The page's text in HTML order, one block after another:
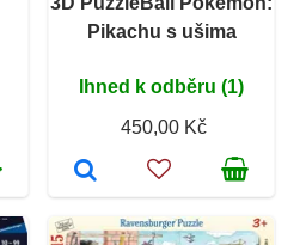
Pikachu s ušima
Ihned k odběru (1)
450,00 Kč